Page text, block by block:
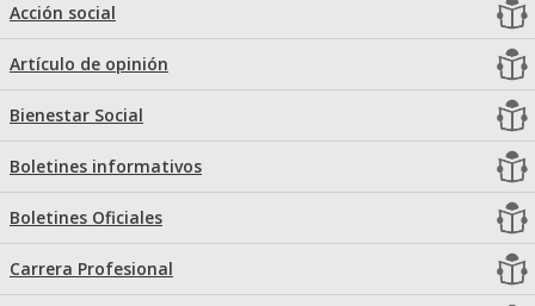
Acción social
Artículo de opinión
Bienestar Social
Boletines informativos
Boletines Oficiales
Carrera Profesional